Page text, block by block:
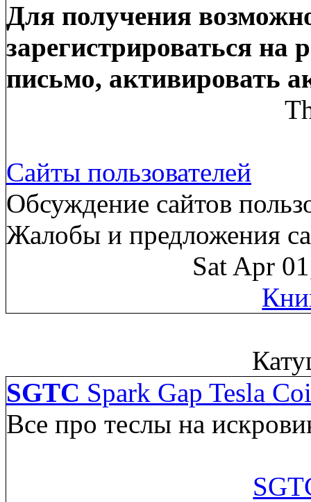
Для получения
зарегистрироваться
письмо, активировать
Сайты пользователей
Обсуждение сайтов
Жалобы и предложения
Sat Apr
SGTC Spark Gap Tesla
Все про теслы на